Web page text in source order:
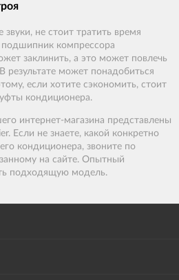
не стоит тратить время
компрессора
заклинить, а это может повлечь
результате может понадобиться
если хотите сэкономить, стоит
кондиционера.
интернет-магазина представлены
Если не знаете, какой конкретно
кондиционера, звоните по
на сайте. Опытный
подходящую модель.